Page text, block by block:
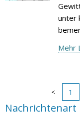
unter
Mehr
1
Nachrichtenart